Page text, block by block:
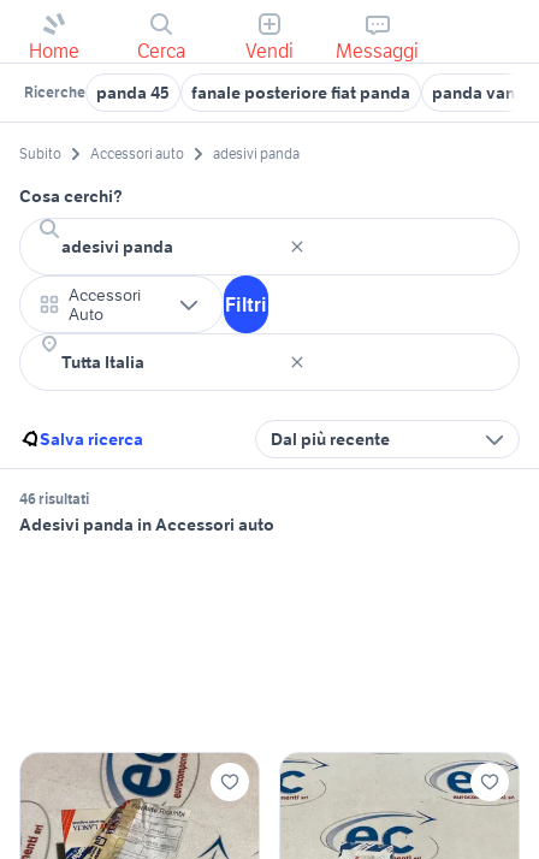
Home Cerca Vendi Messaggi
Ricerche panda 45 fanale posteriore fiat panda panda van
Subito Accessori auto adesivi panda
Cosa cerchi?
Accessori
Auto
Filtri
Salva ricerca Dal più recente
46 risultati
Adesivi panda in Accessori auto